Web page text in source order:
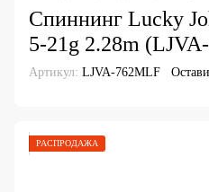
Спиннинг Lucky
5-21g 2.28m
Артикул: LJVA-762MLF
РАСПРОДАЖА